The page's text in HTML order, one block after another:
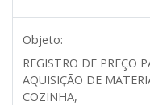
Objeto:
REGISTRO DE PREÇO
AQUISIÇÃO DE
COZINHA,